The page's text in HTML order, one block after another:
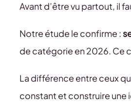
Avant d’être vu partout, il
Notre étude le confirme :
de catégorie en 2026. Ce
La différence entre ceux
constant et construire une